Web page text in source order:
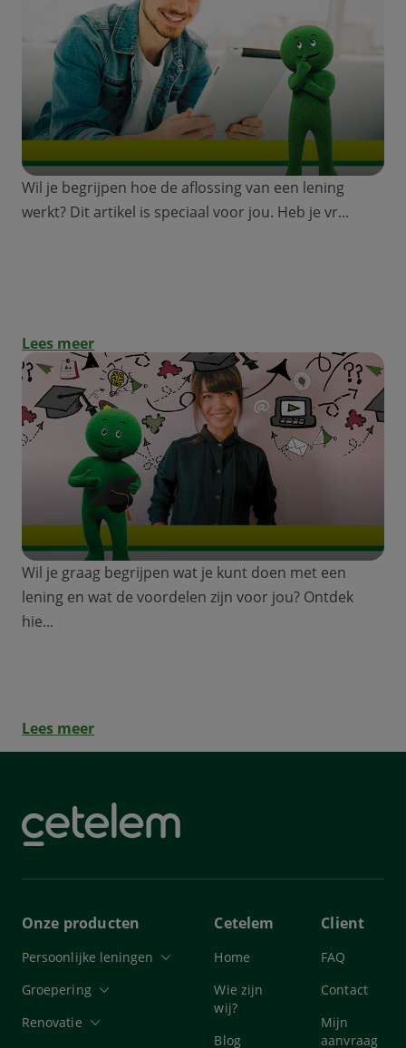
Wil je begrijpen hoe de aflossing van een lening
werkt? Dit artikel is speciaal voor jou. Heb je vr...
Lees meer
Wil je graag begrijpen wat je kunt doen met een
lening en wat de voordelen zijn voor jou? Ontdek
hie...
Lees meer
Onze producten
Persoonlijke leningen
Groepering
Renovatie
Cetelem
Home
Wie zijn
wij?
Blog
Client
FAQ
Contact
Mijn
aanvraag